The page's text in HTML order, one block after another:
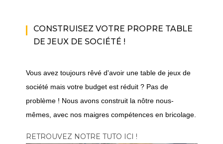
CONSTRUISEZ VOTRE PROPRE TABLE
DE JEUX DE SOCIÉTÉ !
Vous avez toujours rêvé d'avoir une table de jeux de
société mais votre budget est réduit ? Pas de
problème ! Nous avons construit la nôtre nous-
mêmes, avec nos maigres compétences en bricolage.
RETROUVEZ NOTRE TUTO ICI !